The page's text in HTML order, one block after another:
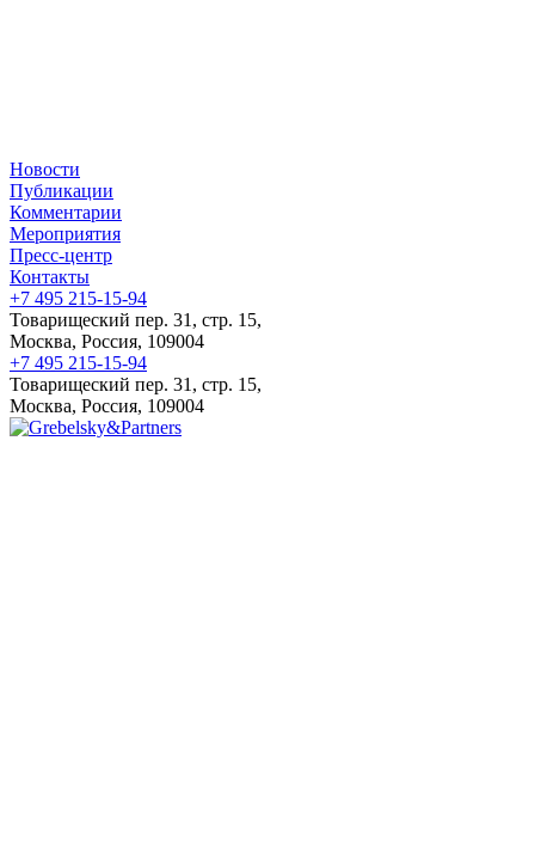
Новости
Публикации
Комментарии
Мероприятия
Пресс-центр
Контакты
+7 495 215-15-94
Товарищеский пер. 31, стр. 15,
Москва, Россия, 109004
+7 495 215-15-94
Товарищеский пер. 31, стр. 15,
Москва, Россия, 109004